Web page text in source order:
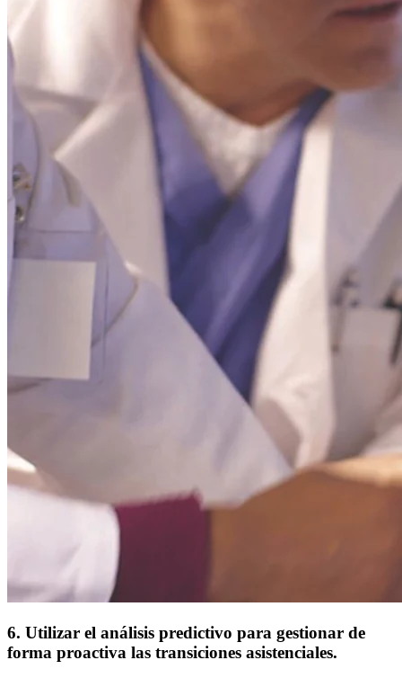
6. Utilizar el análisis predictivo para gestionar de
forma proactiva las transiciones asistenciales.